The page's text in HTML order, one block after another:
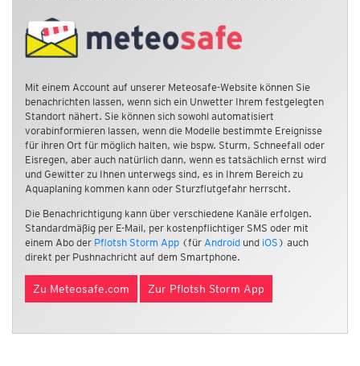
Mit einem Account auf unserer Meteosafe-Website können Sie
benachrichten lassen, wenn sich ein Unwetter Ihrem festgelegten
Standort nähert. Sie können sich sowohl automatisiert
vorabinformieren lassen, wenn die Modelle bestimmte Ereignisse
für ihren Ort für möglich halten, wie bspw. Sturm, Schneefall oder
Eisregen, aber auch natürlich dann, wenn es tatsächlich ernst wird
und Gewitter zu Ihnen unterwegs sind, es in Ihrem Bereich zu
Aquaplaning kommen kann oder Sturzflutgefahr herrscht.
Die Benachrichtigung kann über verschiedene Kanäle erfolgen.
Standardmäßig per E-Mail, per kostenpflichtiger SMS oder mit
einem Abo der Pflotsh Storm App (für Android und iOS ) auch
direkt per Pushnachricht auf dem Smartphone.
Zu Meteosafe.com Zur Pflotsh Storm App